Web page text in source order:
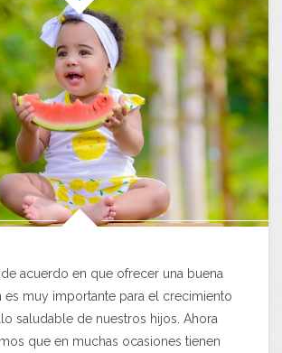
de acuerdo en que ofrecer una buena
es muy importante para el crecimiento
saludable de nuestros hijos. Ahora
que en muchas ocasiones tienen